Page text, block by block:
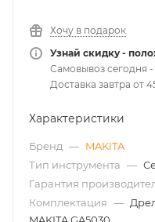
Хочу в подарок
Узнай скидку -
Самовывоз сегодня
Доставка завтра от
Характеристики
Бренд — MAKITA
Тип инструмента —
Гарантия
Комплектация —